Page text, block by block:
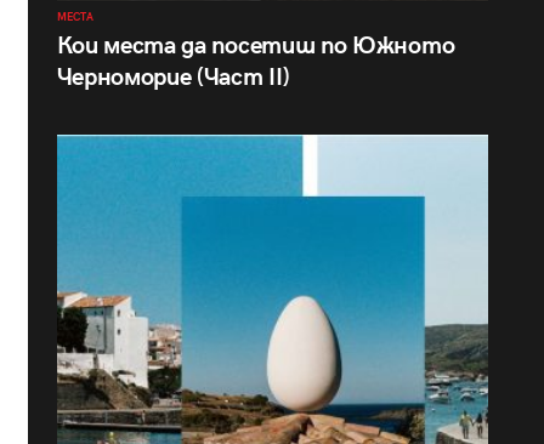
МЕСТА
Кои места да посетиш по Южното
Черноморие (Част II)